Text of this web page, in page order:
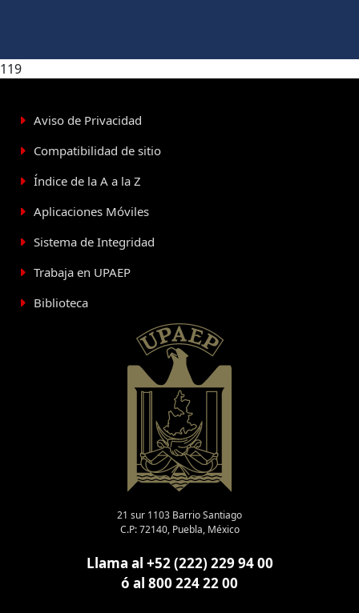
119
Aviso de Privacidad
Compatibilidad de sitio
Índice de la A a la Z
Aplicaciones Móviles
Sistema de Integridad
Trabaja en UPAEP
Biblioteca
21 sur 1103 Barrio Santiago
C.P: 72140, Puebla, México
Llama al +52 (222) 229 94 00
ó al 800 224 22 00